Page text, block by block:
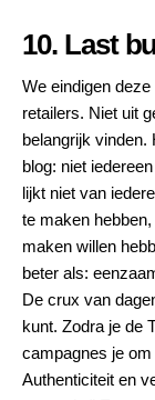
10. Last
We eindigen
retailers. Niet uit
belangrijk vinden.
blog: niet
lijkt niet van
te maken
maken willen
beter als:
De crux van
kunt. Zodra je de
campagnes je
Authenticiteit en